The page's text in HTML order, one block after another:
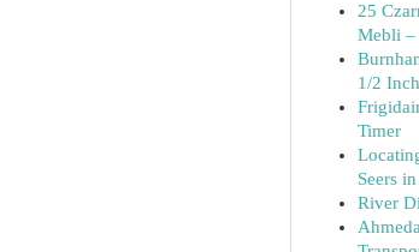
25
Mebli –
1/2
Timer
Seers
River